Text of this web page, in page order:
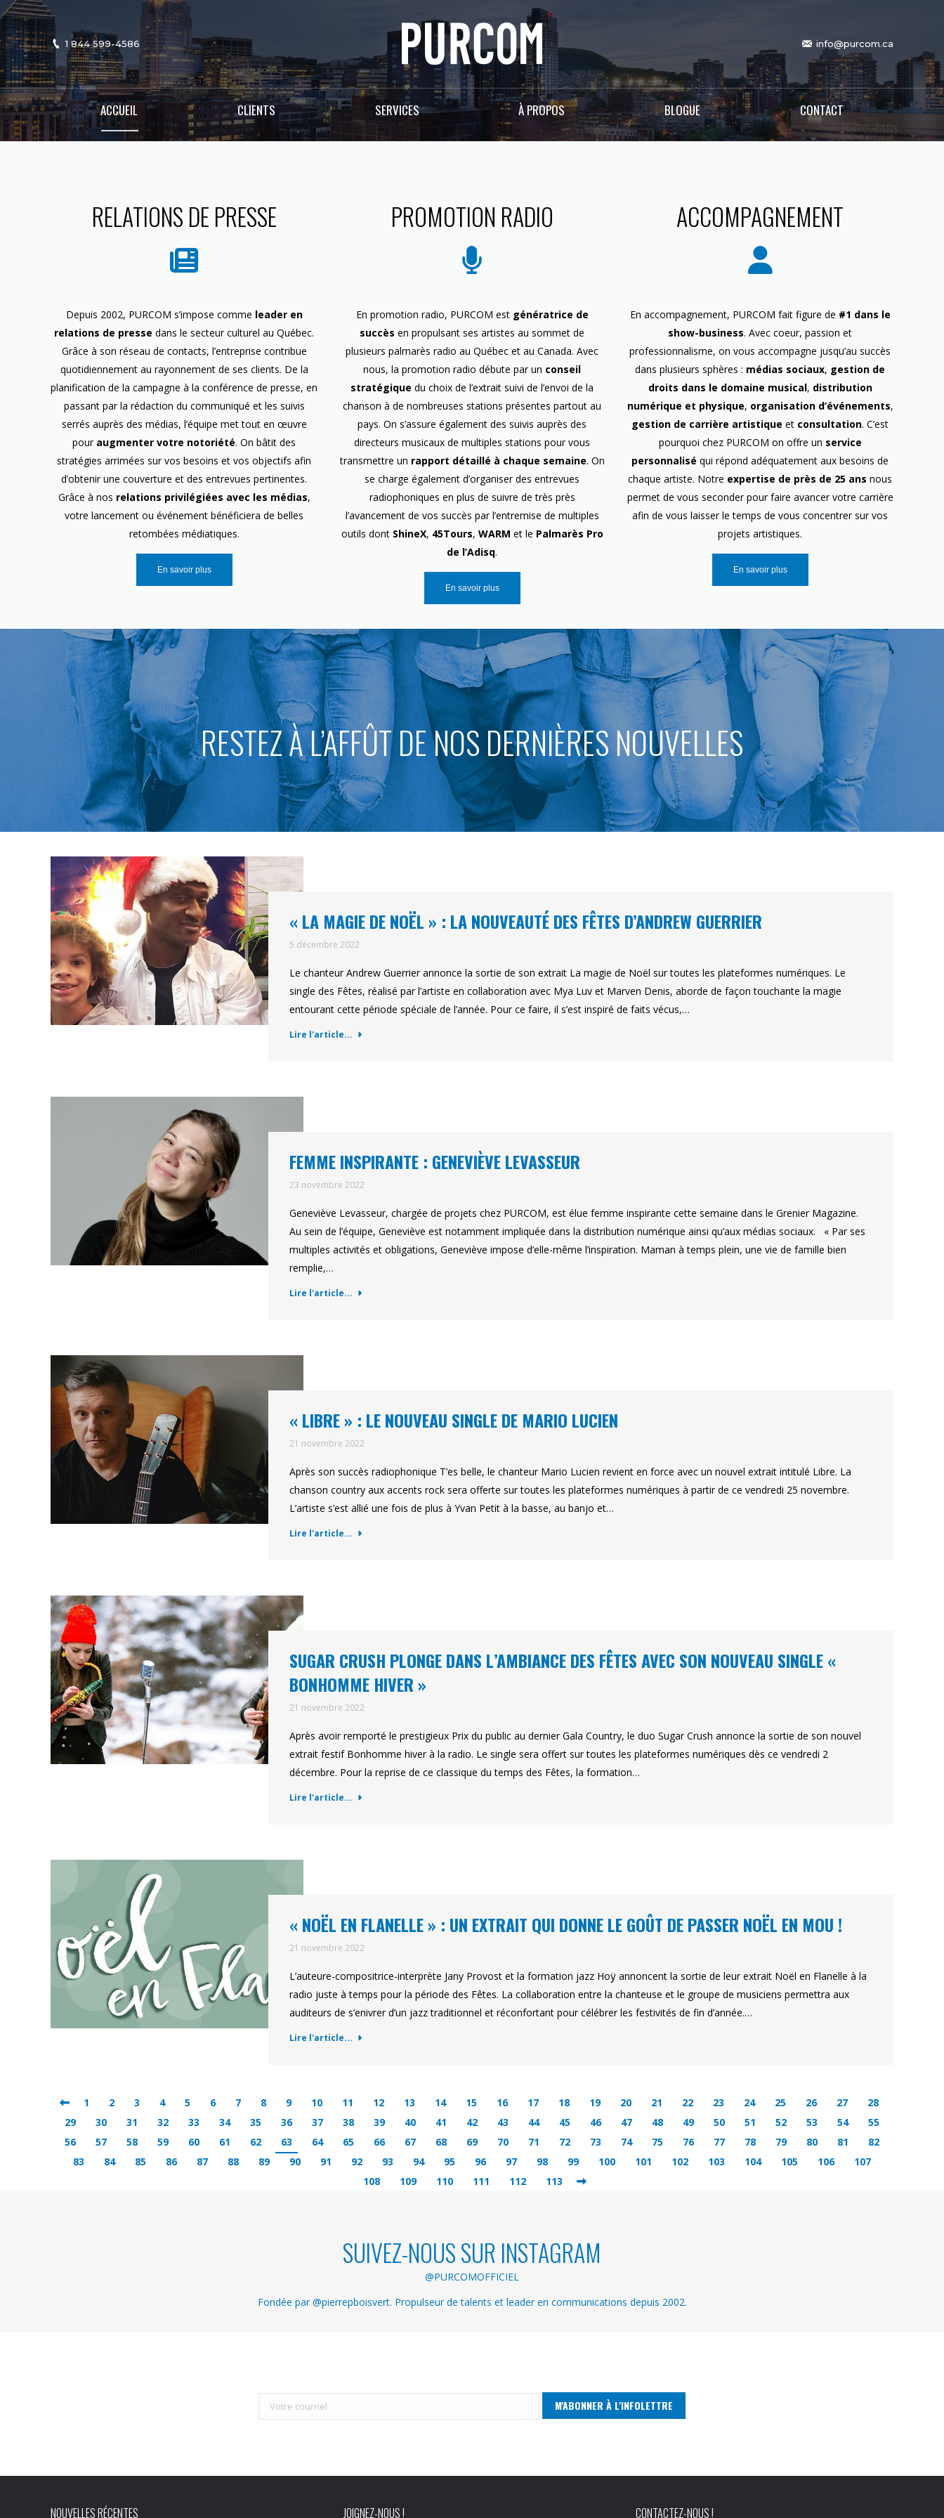
1 844 599-4586 info@purcom.ca
ACCUEIL CLIENTS SERVICES À PROPOS BLOGUE CONTACT
RELATIONS DE PRESSE
Depuis 2002, PURCOM s’impose comme leader en
relations de presse dans le secteur culturel au Québec.
Grâce à son réseau de contacts, l’entreprise contribue
quotidiennement au rayonnement de ses clients. De la
planification de la campagne à la conférence de presse, en
passant par la rédaction du communiqué et les suivis
serrés auprès des médias, l’équipe met tout en œuvre
pour augmenter votre notoriété. On bâtit des
stratégies arrimées sur vos besoins et vos objectifs afin
d’obtenir une couverture et des entrevues pertinentes.
Grâce à nos relations privilégiées avec les médias,
votre lancement ou événement bénéficiera de belles
retombées médiatiques.
En savoir plus
PROMOTION RADIO
En promotion radio, PURCOM est génératrice de
succès en propulsant ses artistes au sommet de
plusieurs palmarès radio au Québec et au Canada. Avec
nous, la promotion radio débute par un conseil
stratégique du choix de l’extrait suivi de l’envoi de la
chanson à de nombreuses stations présentes partout au
pays. On s’assure également des suivis auprès des
directeurs musicaux de multiples stations pour vous
transmettre un rapport détaillé à chaque semaine. On
se charge également d’organiser des entrevues
radiophoniques en plus de suivre de très près
l’avancement de vos succès par l’entremise de multiples
outils dont ShineX, 45Tours, WARM et le Palmarès Pro
de l’Adisq.
En savoir plus
ACCOMPAGNEMENT
En accompagnement, PURCOM fait figure de #1 dans le
show-business. Avec coeur, passion et
professionnalisme, on vous accompagne jusqu’au succès
dans plusieurs sphères : médias sociaux, gestion de
droits dans le domaine musical, distribution
numérique et physique, organisation d’événements,
gestion de carrière artistique et consultation. C’est
pourquoi chez PURCOM on offre un service
personnalisé qui répond adéquatement aux besoins de
chaque artiste. Notre expertise de près de 25 ans nous
permet de vous seconder pour faire avancer votre carrière
afin de vous laisser le temps de vous concentrer sur vos
projets artistiques.
En savoir plus
RESTEZ À L’AFFÛT DE NOS DERNIÈRES NOUVELLES
« LA MAGIE DE NOËL » : LA NOUVEAUTÉ DES FÊTES D’ANDREW GUERRIER
5 décembre 2022
Le chanteur Andrew Guerrier annonce la sortie de son extrait La magie de Noël sur toutes les plateformes numériques. Le
single des Fêtes, réalisé par l’artiste en collaboration avec Mya Luv et Marven Denis, aborde de façon touchante la magie
entourant cette période spéciale de l’année. Pour ce faire, il s’est inspiré de faits vécus,…
Lire l'article...
FEMME INSPIRANTE : GENEVIÈVE LEVASSEUR
23 novembre 2022
Geneviève Levasseur, chargée de projets chez PURCOM, est élue femme inspirante cette semaine dans le Grenier Magazine.
Au sein de l’équipe, Geneviève est notamment impliquée dans la distribution numérique ainsi qu’aux médias sociaux. « Par ses
multiples activités et obligations, Geneviève impose d’elle-même l’inspiration. Maman à temps plein, une vie de famille bien
remplie,…
Lire l'article...
« LIBRE » : LE NOUVEAU SINGLE DE MARIO LUCIEN
21 novembre 2022
Après son succès radiophonique T’es belle, le chanteur Mario Lucien revient en force avec un nouvel extrait intitulé Libre. La
chanson country aux accents rock sera offerte sur toutes les plateformes numériques à partir de ce vendredi 25 novembre.
L’artiste s’est allié une fois de plus à Yvan Petit à la basse, au banjo et…
Lire l'article...
SUGAR CRUSH PLONGE DANS L’AMBIANCE DES FÊTES AVEC SON NOUVEAU SINGLE «
BONHOMME HIVER »
21 novembre 2022
Après avoir remporté le prestigieux Prix du public au dernier Gala Country, le duo Sugar Crush annonce la sortie de son nouvel
extrait festif Bonhomme hiver à la radio. Le single sera offert sur toutes les plateformes numériques dès ce vendredi 2
décembre. Pour la reprise de ce classique du temps des Fêtes, la formation…
Lire l'article...
« NOËL EN FLANELLE » : UN EXTRAIT QUI DONNE LE GOÛT DE PASSER NOËL EN MOU !
21 novembre 2022
L’auteure-compositrice-interprète Jany Provost et la formation jazz Hoÿ annoncent la sortie de leur extrait Noël en Flanelle à la
radio juste à temps pour la période des Fêtes. La collaboration entre la chanteuse et le groupe de musiciens permettra aux
auditeurs de s’enivrer d’un jazz traditionnel et réconfortant pour célébrer les festivités de fin d’année.…
Lire l'article...
1 2 3 4 5 6 7 8 9 10 11 12 13 14 15 16 17 18 19 20 21 22 23 24 25 26 27
28
29
30 31 32 33 34 35 36 37 38 39 40 41 42 43 44 45 46 47 48 49 50 51 52 53 54
55
56
57 58 59 60 61 62 63 64 65 66 67 68 69 70 71 72 73 74 75 76 77 78 79 80 81
82
83
84 85 86 87 88 89 90 91 92 93 94 95 96 97 98 99 100 101 102 103 104 105 106
107
108
109 110 111 112 113
SUIVEZ-NOUS SUR INSTAGRAM
@PURCOMOFFICIEL
Fondée par @pierrepboisvert. Propulseur de talents et leader en communications depuis 2002.
NOUVELLES RÉCENTES JOIGNEZ-NOUS ! CONTACTEZ-NOUS !